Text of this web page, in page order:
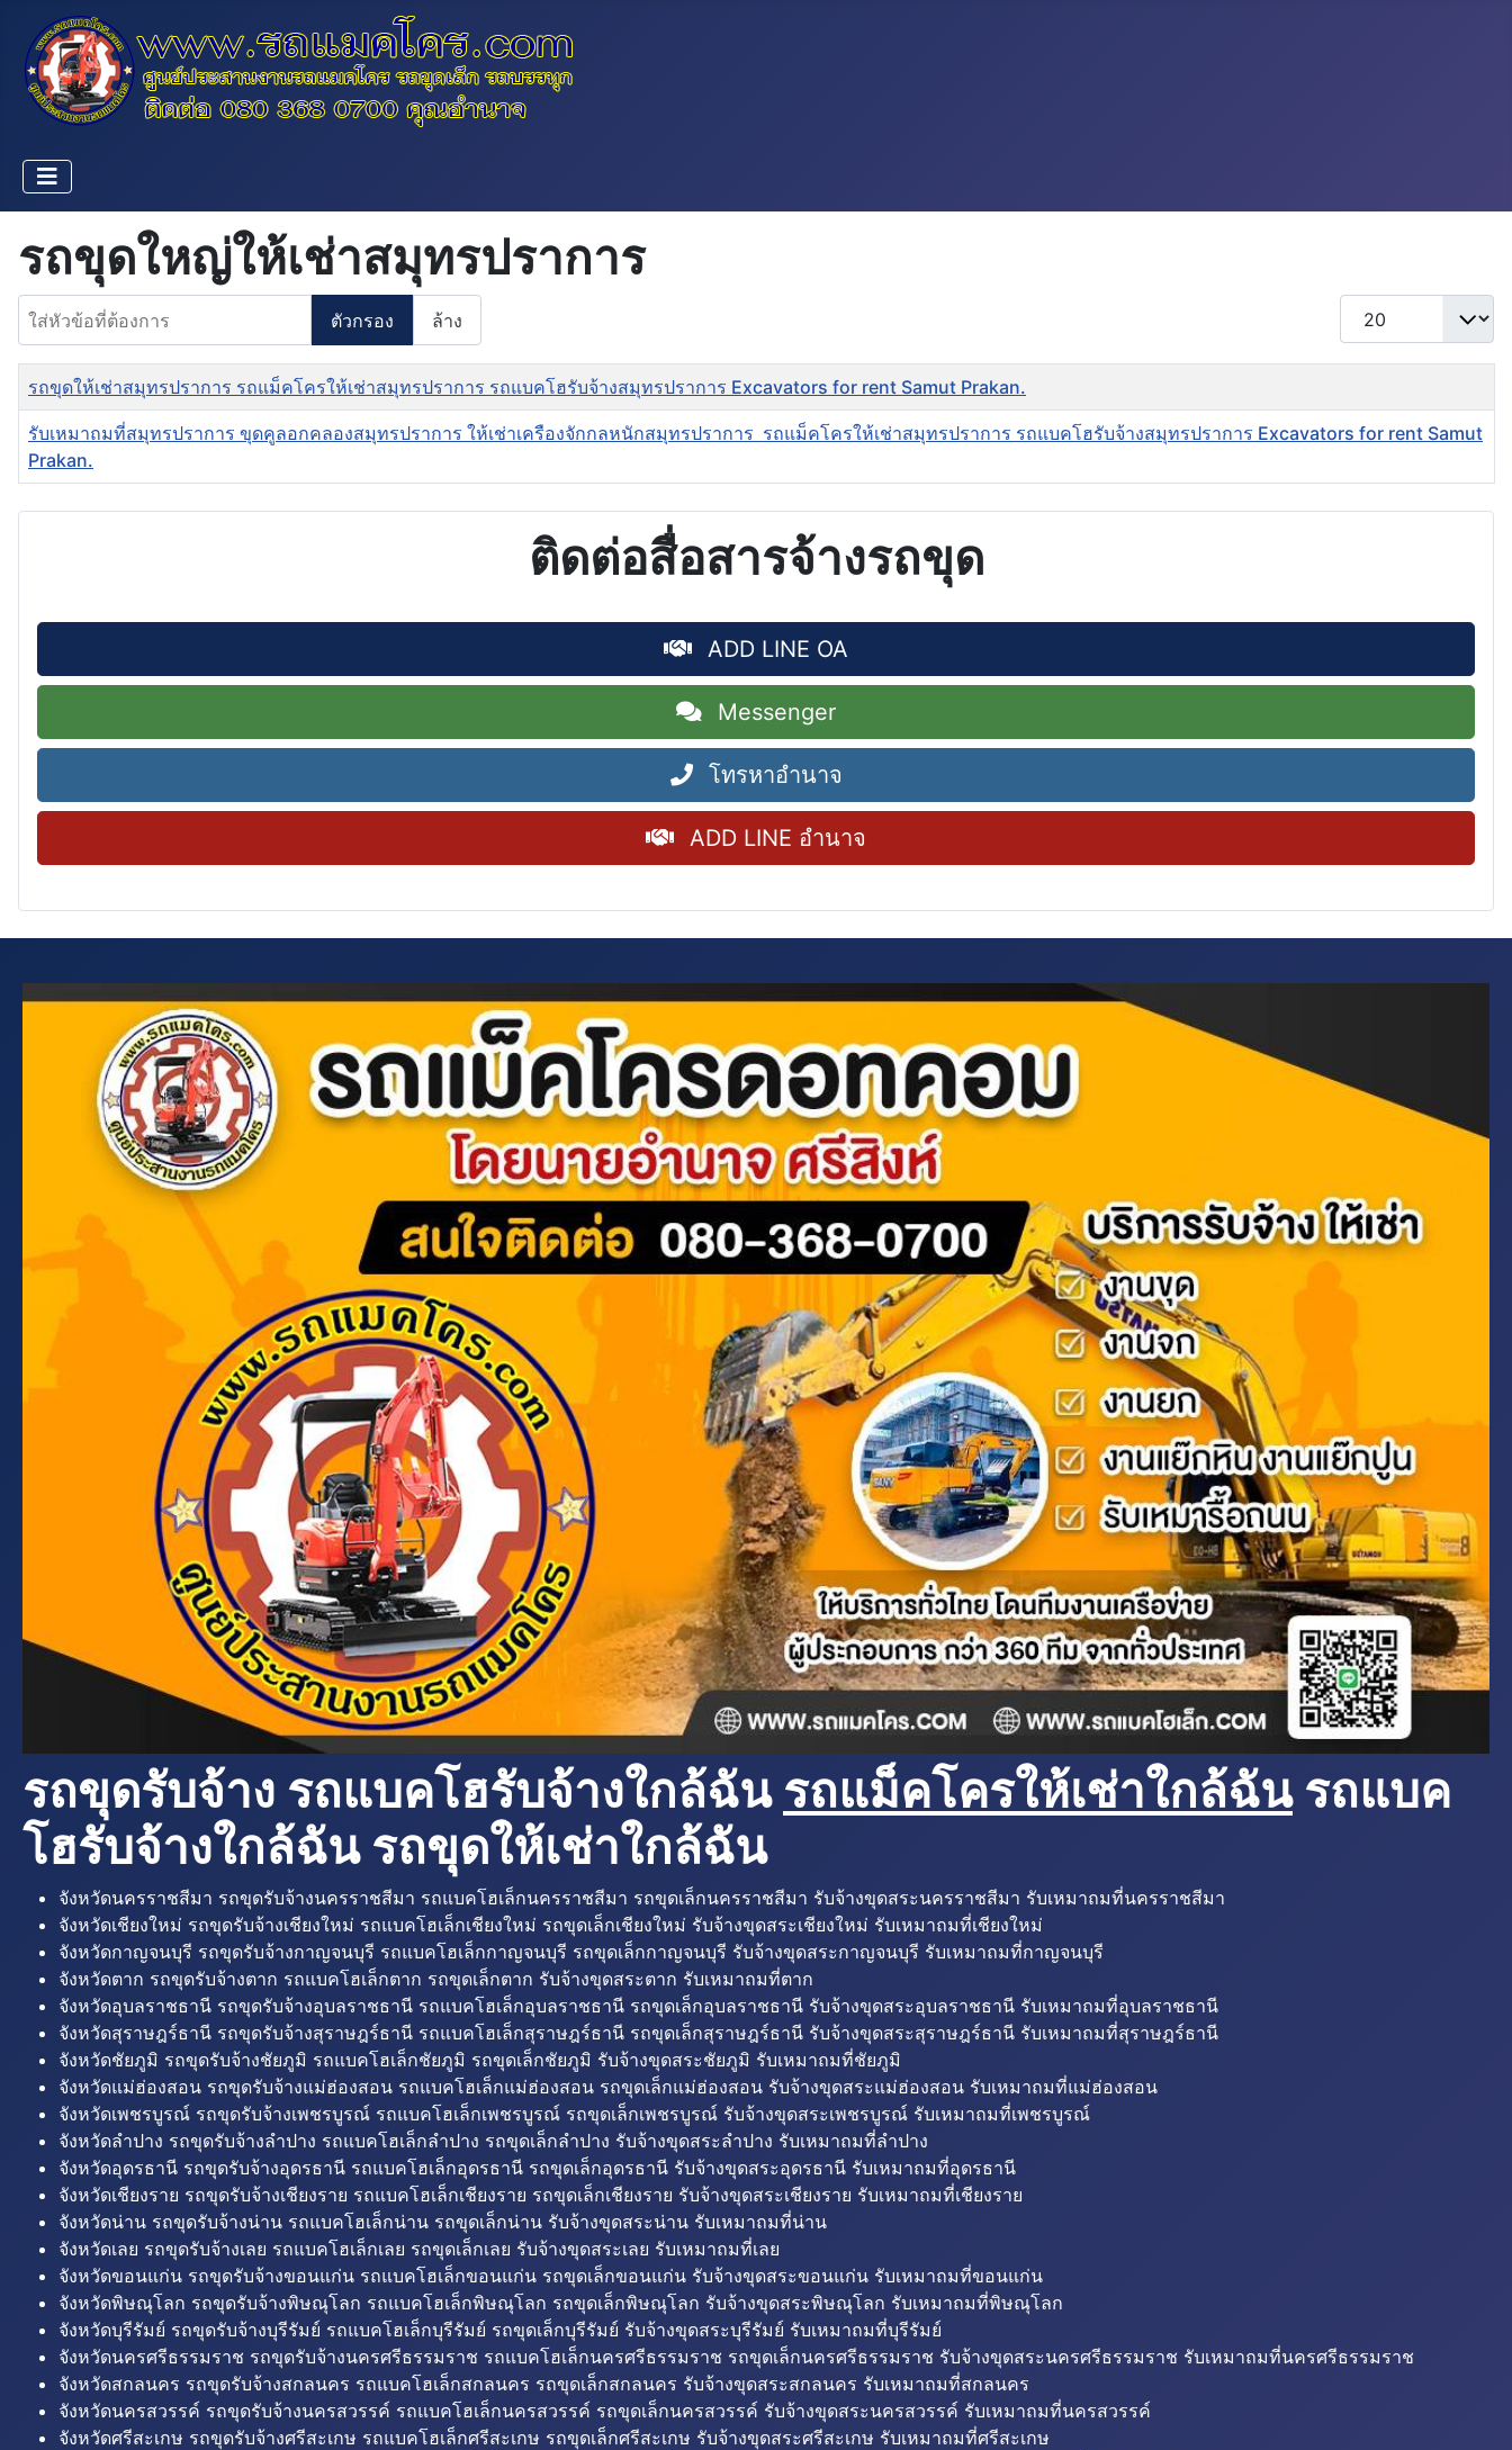
รถขุดใหญ่ให้เช่าสมุทรปราการ
ใส่หัวข้อที่ต้องการ
ตัวกรอง ล้าง
แสดง #
ชื่อ
รถขุดให้เช่าสมุทรปราการ รถแม็คโครให้เช่าสมุทรปราการ รถแบคโฮรับจ้างสมุทรปราการ Excavators for rent Samut Prakan.
รับเหมาถมที่สมุทรปราการ ขุดคูลอกคลองสมุทรปราการ ให้เช่าเครืองจักกลหนักสมุทรปราการ รถแม็คโครให้เช่าสมุทรปราการ รถแบคโฮรับจ้างสมุทรปราการ Excavators for rent Samut
Prakan.
ติดต่อสื่อสารจ้างรถขุด
ADD LINE OA
Messenger
โทรหาอำนาจ
ADD LINE อำนาจ
รถขุดรับจ้าง รถแบคโฮรับจ้างใกล้ฉัน รถแม็คโครให้เช่าใกล้ฉันรถแบค
โฮรับจ้างใกล้ฉัน รถขุดให้เช่าใกล้ฉัน
จังหวัดนครราชสีมา รถขุดรับจ้างนครราชสีมา รถแบคโฮเล็กนครราชสีมา รถขุดเล็กนครราชสีมา รับจ้างขุดสระนครราชสีมา รับเหมาถมที่นครราชสีมา
จังหวัดเชียงใหม่ รถขุดรับจ้างเชียงใหม่ รถแบคโฮเล็กเชียงใหม่ รถขุดเล็กเชียงใหม่ รับจ้างขุดสระเชียงใหม่ รับเหมาถมที่เชียงใหม่
จังหวัดกาญจนบุรี รถขุดรับจ้างกาญจนบุรี รถแบคโฮเล็กกาญจนบุรี รถขุดเล็กกาญจนบุรี รับจ้างขุดสระกาญจนบุรี รับเหมาถมที่กาญจนบุรี
จังหวัดตาก รถขุดรับจ้างตาก รถแบคโฮเล็กตาก รถขุดเล็กตาก รับจ้างขุดสระตาก รับเหมาถมที่ตาก
จังหวัดอุบลราชธานี รถขุดรับจ้างอุบลราชธานี รถแบคโฮเล็กอุบลราชธานี รถขุดเล็กอุบลราชธานี รับจ้างขุดสระอุบลราชธานี รับเหมาถมที่อุบลราชธานี
จังหวัดสุราษฎร์ธานี รถขุดรับจ้างสุราษฎร์ธานี รถแบคโฮเล็กสุราษฎร์ธานี รถขุดเล็กสุราษฎร์ธานี รับจ้างขุดสระสุราษฎร์ธานี รับเหมาถมที่สุราษฎร์ธานี
จังหวัดชัยภูมิ รถขุดรับจ้างชัยภูมิ รถแบคโฮเล็กชัยภูมิ รถขุดเล็กชัยภูมิ รับจ้างขุดสระชัยภูมิ รับเหมาถมที่ชัยภูมิ
จังหวัดแม่ฮ่องสอน รถขุดรับจ้างแม่ฮ่องสอน รถแบคโฮเล็กแม่ฮ่องสอน รถขุดเล็กแม่ฮ่องสอน รับจ้างขุดสระแม่ฮ่องสอน รับเหมาถมที่แม่ฮ่องสอน
จังหวัดเพชรบูรณ์ รถขุดรับจ้างเพชรบูรณ์ รถแบคโฮเล็กเพชรบูรณ์ รถขุดเล็กเพชรบูรณ์ รับจ้างขุดสระเพชรบูรณ์ รับเหมาถมที่เพชรบูรณ์
จังหวัดลำปาง รถขุดรับจ้างลำปาง รถแบคโฮเล็กลำปาง รถขุดเล็กลำปาง รับจ้างขุดสระลำปาง รับเหมาถมที่ลำปาง
จังหวัดอุดรธานี รถขุดรับจ้างอุดรธานี รถแบคโฮเล็กอุดรธานี รถขุดเล็กอุดรธานี รับจ้างขุดสระอุดรธานี รับเหมาถมที่อุดรธานี
จังหวัดเชียงราย รถขุดรับจ้างเชียงราย รถแบคโฮเล็กเชียงราย รถขุดเล็กเชียงราย รับจ้างขุดสระเชียงราย รับเหมาถมที่เชียงราย
จังหวัดน่าน รถขุดรับจ้างน่าน รถแบคโฮเล็กน่าน รถขุดเล็กน่าน รับจ้างขุดสระน่าน รับเหมาถมที่น่าน
จังหวัดเลย รถขุดรับจ้างเลย รถแบคโฮเล็กเลย รถขุดเล็กเลย รับจ้างขุดสระเลย รับเหมาถมที่เลย
จังหวัดขอนแก่น รถขุดรับจ้างขอนแก่น รถแบคโฮเล็กขอนแก่น รถขุดเล็กขอนแก่น รับจ้างขุดสระขอนแก่น รับเหมาถมที่ขอนแก่น
จังหวัดพิษณุโลก รถขุดรับจ้างพิษณุโลก รถแบคโฮเล็กพิษณุโลก รถขุดเล็กพิษณุโลก รับจ้างขุดสระพิษณุโลก รับเหมาถมที่พิษณุโลก
จังหวัดบุรีรัมย์ รถขุดรับจ้างบุรีรัมย์ รถแบคโฮเล็กบุรีรัมย์ รถขุดเล็กบุรีรัมย์ รับจ้างขุดสระบุรีรัมย์ รับเหมาถมที่บุรีรัมย์
จังหวัดนครศรีธรรมราช รถขุดรับจ้างนครศรีธรรมราช รถแบคโฮเล็กนครศรีธรรมราช รถขุดเล็กนครศรีธรรมราช รับจ้างขุดสระนครศรีธรรมราช รับเหมาถมที่นครศรีธรรมราช
จังหวัดสกลนคร รถขุดรับจ้างสกลนคร รถแบคโฮเล็กสกลนคร รถขุดเล็กสกลนคร รับจ้างขุดสระสกลนคร รับเหมาถมที่สกลนคร
จังหวัดนครสวรรค์ รถขุดรับจ้างนครสวรรค์ รถแบคโฮเล็กนครสวรรค์ รถขุดเล็กนครสวรรค์ รับจ้างขุดสระนครสวรรค์ รับเหมาถมที่นครสวรรค์
จังหวัดศรีสะเกษ รถขุดรับจ้างศรีสะเกษ รถแบคโฮเล็กศรีสะเกษ รถขุดเล็กศรีสะเกษ รับจ้างขุดสระศรีสะเกษ รับเหมาถมที่ศรีสะเกษ